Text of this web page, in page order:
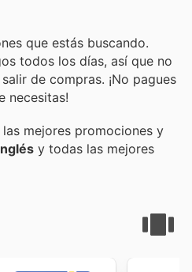
que estás buscando.
todos los días, así que no
de compras. ¡No pagues
necesitas!
mejores promociones y
y todas las mejores